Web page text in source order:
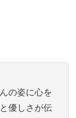
の姿に心を
優しさが伝